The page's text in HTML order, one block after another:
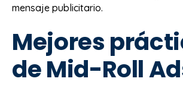
mensaje publicitario.
Mejores
de Mid-Roll